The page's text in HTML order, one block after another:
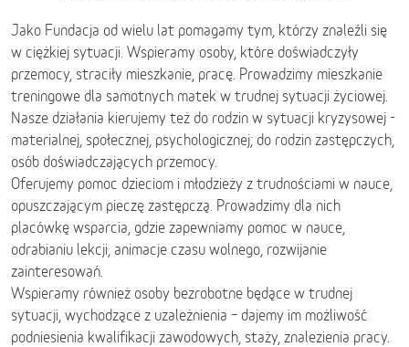
Jako Fundacja od wielu lat pomagamy tym, którzy znaleźli się
w ciężkiej sytuacji. Wspieramy osoby, które doświadczyły
przemocy, straciły mieszkanie, pracę. Prowadzimy mieszkanie
treningowe dla samotnych matek w trudnej sytuacji życiowej.
Nasze działania kierujemy też do rodzin w sytuacji kryzysowej -
materialnej, społecznej, psychologicznej; do rodzin zastępczych,
osób doświadczających przemocy.
Oferujemy pomoc dzieciom i młodzieży z trudnościami w nauce,
opuszczającym pieczę zastępczą. Prowadzimy dla nich
placówkę wsparcia, gdzie zapewniamy pomoc w nauce,
odrabianiu lekcji, animacje czasu wolnego, rozwijanie
zainteresowań.
Wspieramy również osoby bezrobotne będące w trudnej
sytuacji, wychodzące z uzależnienia – dajemy im możliwość
podniesienia kwalifikacji zawodowych, staży, znalezienia pracy.